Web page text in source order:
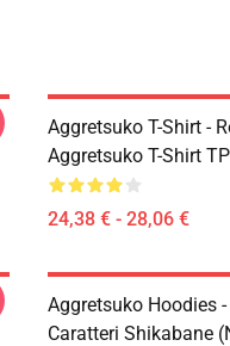
Aggretsuko T-Shirt -
Aggretsuko T-Shirt TP
24,38 € - 28,06 €
Aggretsuko Hoodies
Caratteri Shikabane